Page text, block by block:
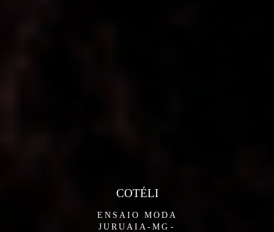
ENSAIO MODA
JURUAIA-MG
COTÉLI